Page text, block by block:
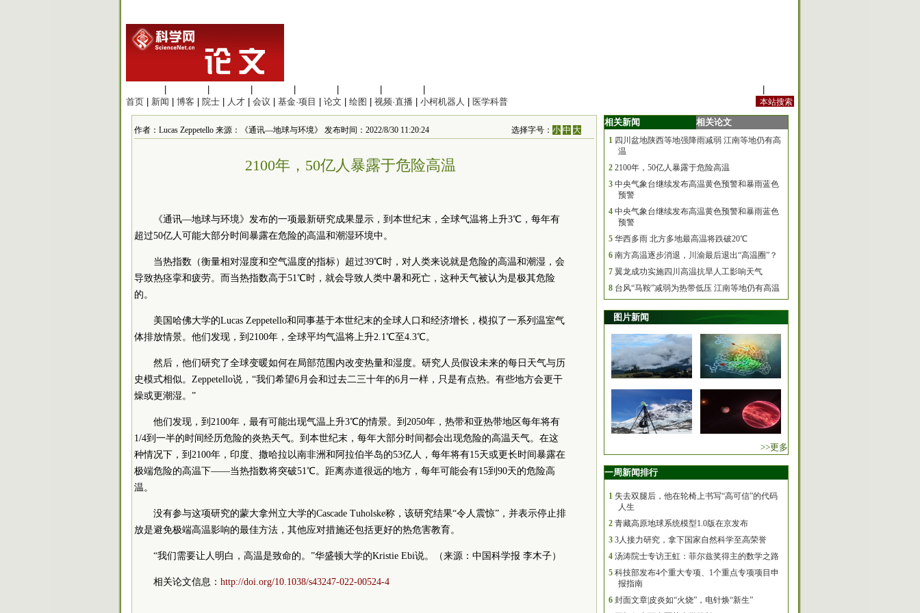
首页
新闻 博客 院士 人才 会议 基金·项目 论文 绘图 视频·直播 小柯机器人 医学科普
作者：Lucas Zeppetello 来源：《通讯—地球与环境》 发布时间：2022/8/30 11:20:24 选择字号：小 中 大
2100年，50亿人暴露于危险高温
《通讯—地球与环境》发布的一项最新研究成果显示，到本世纪末，全球气温将上升3℃，每年有
超过50亿人可能大部分时间暴露在危险的高温和潮湿环境中。
当热指数（衡量相对湿度和空气温度的指标）超过39℃时，对人类来说就是危险的高温和潮湿，会
导致热痉挛和疲劳。而当热指数高于51℃时，就会导致人类中暑和死亡，这种天气被认为是极其危险
的。
美国哈佛大学的Lucas Zeppetello和同事基于本世纪末的全球人口和经济增长，模拟了一系列温室气
体排放情景。他们发现，到2100年，全球平均气温将上升2.1℃至4.3℃。
然后，他们研究了全球变暖如何在局部范围内改变热量和湿度。研究人员假设未来的每日天气与历
史模式相似。Zeppetello说，“我们希望6月会和过去二三十年的6月一样，只是有点热。有些地方会更干
燥或更潮湿。”
他们发现，到2100年，最有可能出现气温上升3℃的情景。到2050年，热带和亚热带地区每年将有
1/4到一半的时间经历危险的炎热天气。到本世纪末，每年大部分时间都会出现危险的高温天气。在这
种情况下，到2100年，印度、撒哈拉以南非洲和阿拉伯半岛的53亿人，每年将有15天或更长时间暴露在
极端危险的高温下——当热指数将突破51℃。距离赤道很远的地方，每年可能会有15到90天的危险高
温。
没有参与这项研究的蒙大拿州立大学的Cascade Tuholske称，该研究结果“令人震惊”，并表示停止排
放是避免极端高温影响的最佳方法，其他应对措施还包括更好的热危害教育。
“我们需要让人明白，高温是致命的。”华盛顿大学的Kristie Ebi说。（来源：中国科学报 李木子）
相关论文信息： http://doi.org/10.1038/s43247-022-00524-4
相关新闻 相关论文
1 四川盆地陕西等地强降雨减弱 江南等地仍有高
温
2 2100年，50亿人暴露于危险高温
3 中央气象台继续发布高温黄色预警和暴雨蓝色
预警
4 中央气象台继续发布高温黄色预警和暴雨蓝色
预警
5 华西多雨 北方多地最高温将跌破20℃
6 南方高温逐步消退，川渝最后退出“高温圈”？
7 翼龙成功实施四川高温抗旱人工影响天气
8 台风“马鞍”减弱为热带低压 江南等地仍有高温
图片新闻
>>更多
一周新闻排行
1 失去双腿后，他在轮椅上书写“高可信”的代码
人生
2 青藏高原地球系统模型1.0版在京发布
3 3人接力研究，拿下国家自然科学至高荣誉
4 汤涛院士专访王虹：菲尔兹奖得主的数学之路
5 科技部发布4个重大专项、1个重点专项项目申
报指南
6 封面文章|皮炎如“火烧”，电针焕“新生”